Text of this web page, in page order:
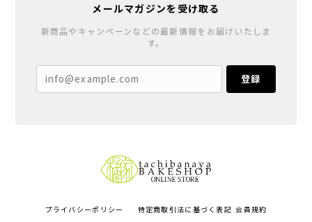
メールマガジンを受け取る
新商品やキャンペーンなどの最新情報をお届けいたしま
す。
登録
プライバシーポリシー 特定商取引法に基づく表記 会員規約